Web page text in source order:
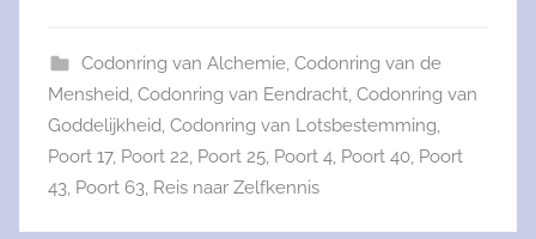
Codonring van Alchemie, Codonring van de
Mensheid Codonring van Eendracht Codonring van
Goddelijkheid Codonring van Lotsbestemming
Poort 17, Poort 22 Poort 25 Poort 4 Poort 40 Poort
43 Poort 63 Reis naar Zelfkennis